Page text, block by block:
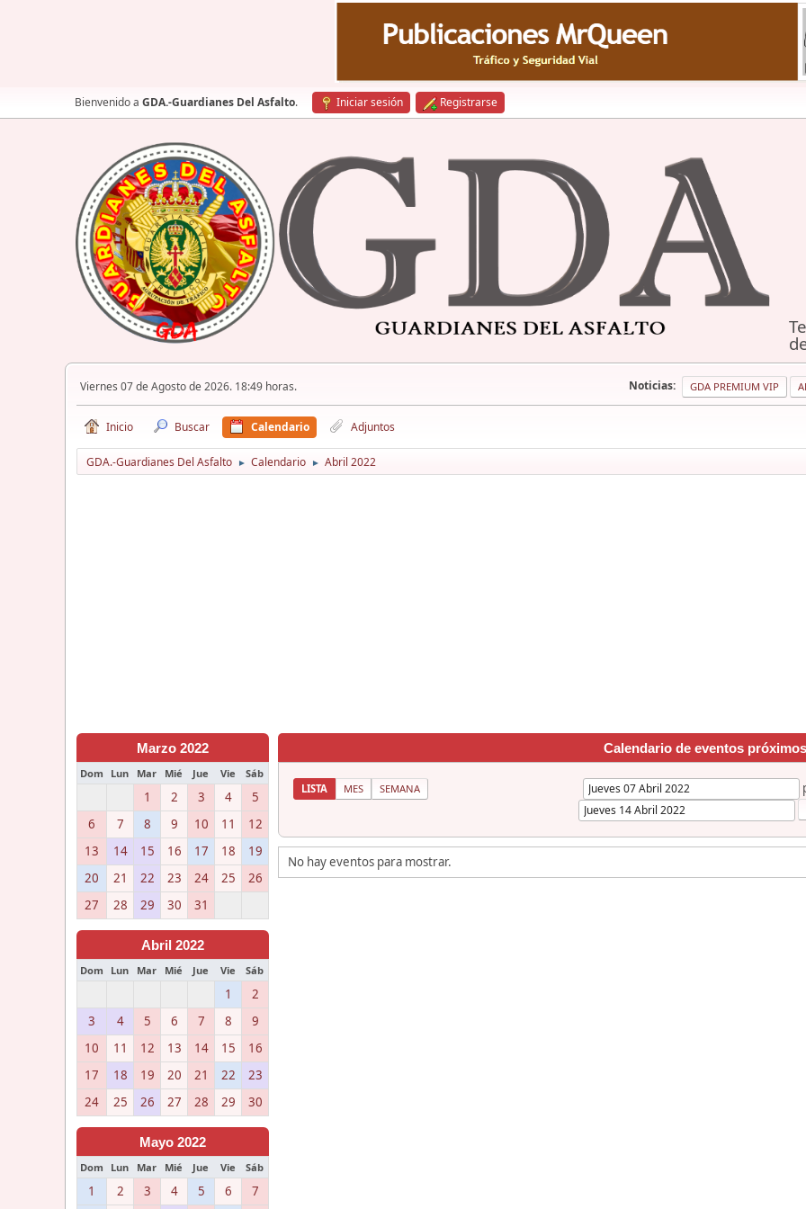
Bienvenido a GDA.-Guardianes Del Asfalto. Iniciar sesión Registrarse
Viernes 07 de Agosto de 2026. 18:49 horas. Noticias: GDA PREMIUM VIP
Inicio Buscar Calendario Adjuntos
GDA.-Guardianes Del Asfalto ► Calendario ► Abril 2022
Marzo 2022
Dom Lun Mar Mié Jue Vie Sáb
1 2 3 4
5
6
7 8 9 10 11
12
13
14 15 16 17 18
19
20
21 22 23 24 25
26
27
28 29 30 31
Abril 2022
Dom Lun Mar Mié Jue Vie Sáb
1
2
3
4 5 6 7 8
9
10
11 12 13 14 15
16
17
18 19 20 21 22
23
24
25 26 27 28 29 30
Mayo 2022
Dom Lun Mar Mié Jue Vie Sáb
1 2 3 4 5 6 7
Calendario de eventos próximos
LISTA MES SEMANA
No hay eventos para mostrar.